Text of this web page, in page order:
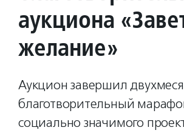
аукциона
желание»
Аукцион завершил
благотворительный
социально значимого